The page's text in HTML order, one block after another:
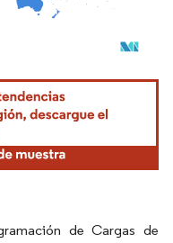
atribución según CC BY 4.0.
de Cargas de